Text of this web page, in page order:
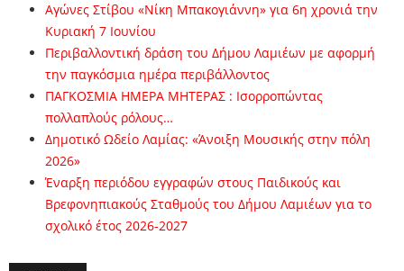
Αγώνες Στίβου «Νίκη Μπακογιάννη» για 6η χρονιά την
Κυριακή 7 Ιουνίου
Περιβαλλοντική δράση του Δήμου Λαμιέων με αφορμή
την παγκόσμια ημέρα περιβάλλοντος
ΠΑΓΚΟΣΜΙΑ ΗΜΕΡΑ ΜΗΤΕΡΑΣ : Ισορροπώντας
πολλαπλούς ρόλους…
Δημοτικό Ωδείο Λαμίας: «Άνοιξη Μουσικής στην πόλη
2026»
Έναρξη περιόδου εγγραφών στους Παιδικούς και
Βρεφονηπιακούς Σταθμούς του Δήμου Λαμιέων για το
σχολικό έτος 2026-2027